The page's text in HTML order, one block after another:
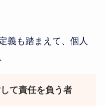
義も踏まえて、個人
て責任を負う者